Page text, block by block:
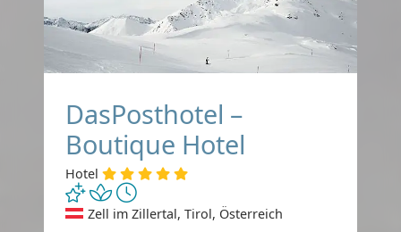
DasPosthotel –
Boutique Hotel
Hotel
Zell im Zillertal, Tirol, Österreich